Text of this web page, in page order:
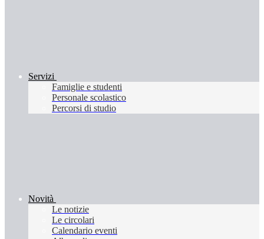
Servizi
Famiglie e studenti
Personale scolastico
Percorsi di studio
Novità
Le notizie
Le circolari
Calendario eventi